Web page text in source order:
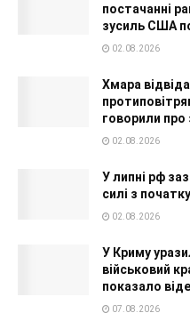
постачанні
зусиль США по
02.08.2026
Хмара
говорили про
02.08.2026
У липні рф
силі з
02.08.2026
У Криму
військовий
показало
07.08.2026